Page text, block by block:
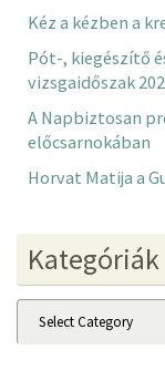
Kéz a kézben a
Pót-, kiegészítő
vizsgaidőszak
A Napbiztosan
előcsarnokában
Horvat Matija a
Kategóriák
Kategóriák